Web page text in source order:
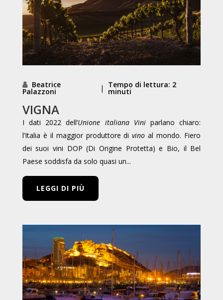
Beatrice
Palazzoni | Tempo di lettura: 2
minuti
VIGNA
I dati 2022 dell’Unione italiana Viniparlano chiaro:
l’Italia è il maggior produttore divinoal mondo. Fiero
dei suoi vini DOP (Di Origine Protetta) e Bio, il Bel
Paese soddisfa da solo quasi un...
LEGGI DI PIÙ